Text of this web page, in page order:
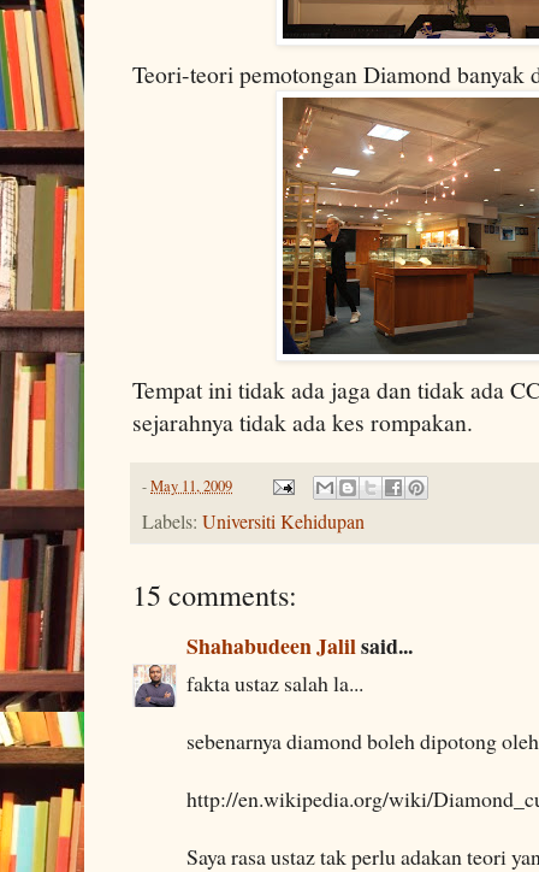
Teori-teori pemotongan Diamond banyak
Tempat ini tidak ada jaga dan tidak ada
sejarahnya tidak ada kes rompakan.
-May 11, 2009
Labels: Universiti Kehidupan
15 comments:
Shahabudeen Jalilsaid...
fakta ustaz salah la...
sebenarnya diamond boleh dipotong
http://en.wikipedia.org/wiki/
Saya rasa ustaz tak perlu adakan teori